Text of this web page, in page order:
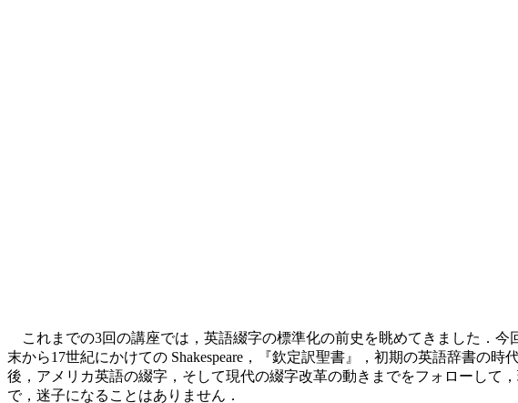
これまでの3回の講座では，英語綴字の標準化の前史を眺めてきました．今
末から17世紀にかけての Shakespeare，『欽定訳聖書』，初期の英語辞書の
後，アメリカ英語の綴字，そして現代の綴字改革の動きまでをフォローして
で，迷子になることはありません．